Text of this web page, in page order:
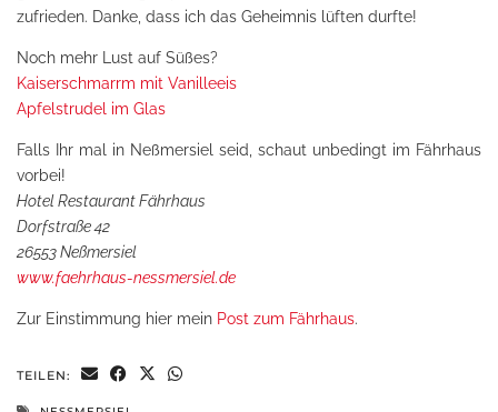
zufrieden. Danke, dass ich das Geheimnis lüften durfte!
Noch mehr Lust auf Süßes?
Kaiserschmarrm mit Vanilleeis
Apfelstrudel im Glas
Falls Ihr mal in Neßmersiel seid, schaut unbedingt im Fährhaus
vorbei!
Hotel Restaurant Fährhaus
Dorfstraße 42
26553 Neßmersiel
www.faehrhaus-nessmersiel.de
Zur Einstimmung hier mein Post zum Fährhaus.
TEILEN: